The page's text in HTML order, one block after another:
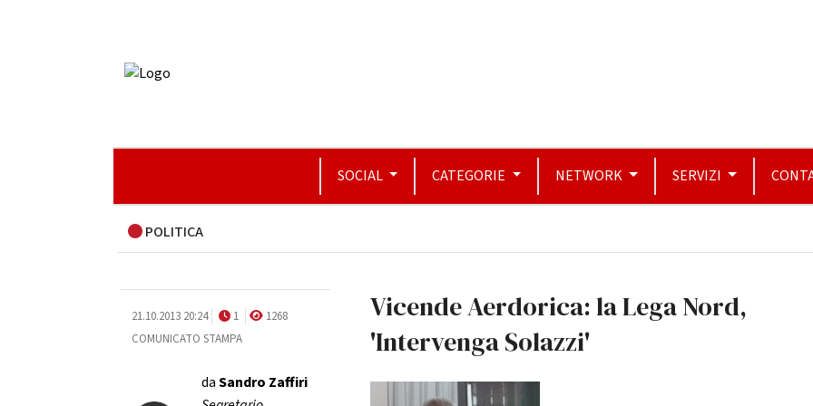
SOCIAL CATEGORIE NETWORK SERVIZI
POLITICA
21.10.2013 20:24 1
1268
COMUNICATO STAMPA
daSandro Zaffiri
Vicende Aerdorica: la Lega Nord,
'Intervenga Solazzi'